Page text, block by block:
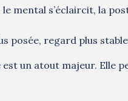
mental s’éclaircit, la
regard plus
un atout majeur. Elle